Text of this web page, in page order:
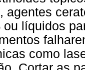
agentes
ou líquidos
como